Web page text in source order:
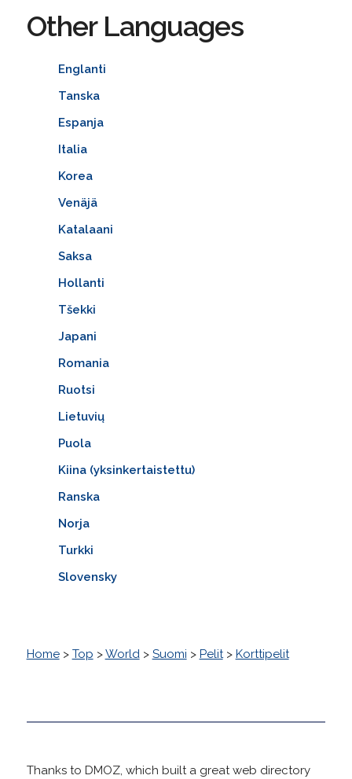
Other Languages
Englanti
Tanska
Espanja
Italia
Korea
Venäjä
Katalaani
Saksa
Hollanti
Tšekki
Japani
Romania
Ruotsi
Lietuvių
Puola
Kiina (yksinkertaistettu)
Ranska
Norja
Turkki
Slovensky
Home> Top >World> Suomi > Pelit> Korttipelit
Thanks to DMOZ, which built a great web directory